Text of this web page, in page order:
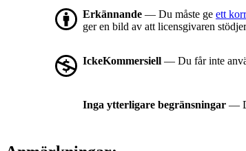
Erkännande — Du måste ge ett
ger en bild av att licensgivaren
IckeKommersiell — Du får inte
Inga ytterligare begränsningar —